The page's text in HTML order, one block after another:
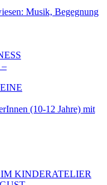
Musik, Begegnung
(10-12 Jahre) mit
KINDERATELIER